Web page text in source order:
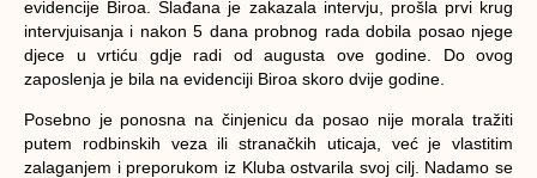
evidencije Biroa. Slađana je zakazala intervju, prošla prvi krug
intervjuisanja i nakon 5 dana probnog rada dobila posao njege
djece u vrtiću gdje radi od augusta ove godine. Do ovog
zaposlenja je bila na evidenciji Biroa skoro dvije godine.
Posebno je ponosna na činjenicu da posao nije morala tražiti
putem rodbinskih veza ili stranačkih uticaja, već je vlastitim
zalaganjem i preporukom iz Kluba ostvarila svoj cilj. Nadamo se